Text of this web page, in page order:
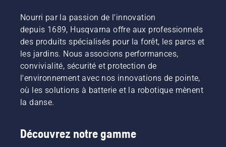
Nourri par la passion de l'innovation
depuis 1689, Husqvarna offre aux professionnels
des produits spécialisés pour la forêt, les parcs et
les jardins. Nous associons performances,
convivialité, sécurité et protection de
l'environnement avec nos innovations de pointe,
où les solutions à batterie et la robotique mènent
la danse.
Découvrez notre gamme